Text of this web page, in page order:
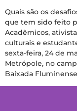
Quais são os
que tem sido feito
Acadêmicos,
culturais e
sexta-feira, 24 de
Metrópole, no
Baixada